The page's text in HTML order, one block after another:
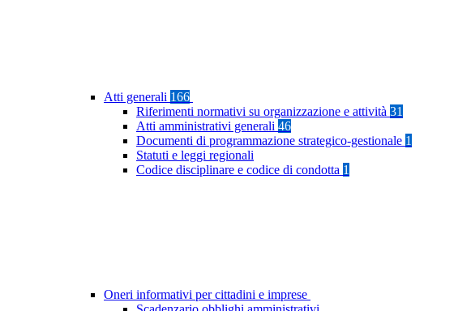
Atti generali 166
Riferimenti normativi su organizzazione e attività 31
Atti amministrativi generali 46
Documenti di programmazione strategico-gestionale 1
Statuti e leggi regionali
Codice disciplinare e codice di condotta 1
Oneri informativi per cittadini e imprese